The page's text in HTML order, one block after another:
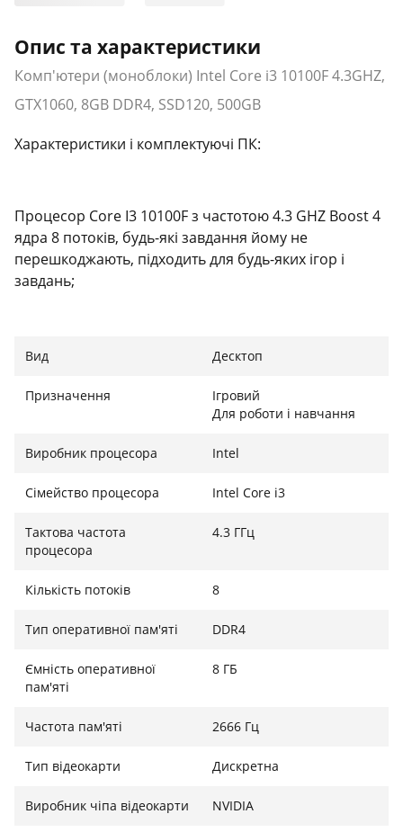
Опис та характеристики
Комп'ютери (моноблоки) Intel Core i3 10100F 4.3GHZ,
GTX1060, 8GB DDR4, SSD120, 500GB
Характеристики і комплектуючі ПК:
Процесор Core I3 10100F з частотою 4.3 GHZ Boost 4
ядра 8 потоків, будь-які завдання йому не
перешкоджають, підходить для будь-яких ігор і
завдань;
Оперативна пам'ять 8 ГБ DDR4 однією планкою на 8
ГБ можна розширити до 32 ГБ;
● ⠀ жорсткий диск Seagate barracuda 500GB 7200об
• SSD на 120 Гб SATAIII;
● ⠀Блок наповнення Recom 500 Plus2 Австрія, тихий
блок має захист від перевантаження , короткого
замкування, датчик обертання вентилятора , всі
Корпус GameMax G561 White має 3 120 мм
вентилятора, відмінну циркуляцію повітря, що
збільшує тривалість життя комплектувань;
Операційна система: Windows 10.
Вид Десктоп
Призначення
Ігровий
Для роботи і навчання
Виробник процесора Intel
Сімейство процесора Intel Core i3
Тактова частота
процесора
4.3 ГГц
Кількість потоків 8
Тип оперативної пам'яті DDR4
Ємність оперативної
пам'яті
8 ГБ
Частота пам'яті 2666 Гц
Тип відеокарти Дискретна
Виробник чіпа відеокарти NVIDIA